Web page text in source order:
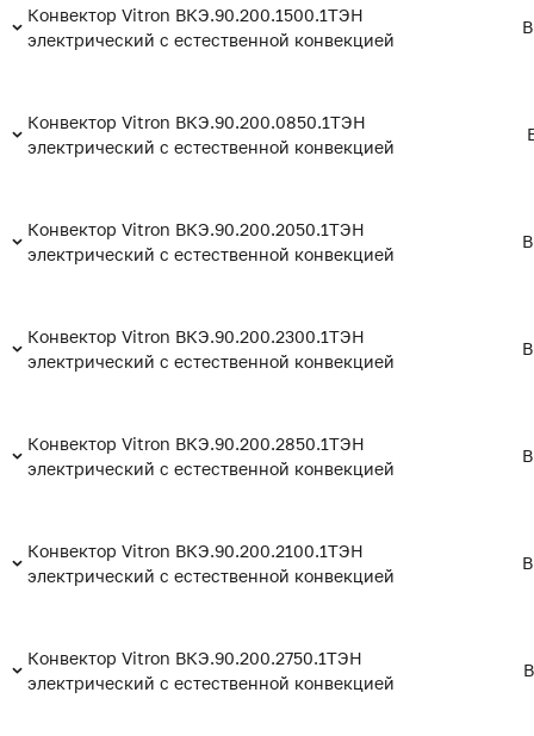
Конвектор Vitron ВКЭ.90.200.1500.1ТЭН
электрический с естественной конвекцией
Конвектор Vitron ВКЭ.90.200.0850.1ТЭН
электрический с естественной конвекцией
Конвектор Vitron ВКЭ.90.200.2050.1ТЭН
электрический с естественной конвекцией
Конвектор Vitron ВКЭ.90.200.2300.1ТЭН
электрический с естественной конвекцией
Конвектор Vitron ВКЭ.90.200.2850.1ТЭН
электрический с естественной конвекцией
Конвектор Vitron ВКЭ.90.200.2100.1ТЭН
электрический с естественной конвекцией
Конвектор Vitron ВКЭ.90.200.2750.1ТЭН
электрический с естественной конвекцией